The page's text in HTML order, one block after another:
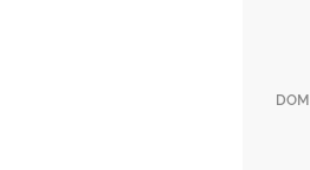
DOM